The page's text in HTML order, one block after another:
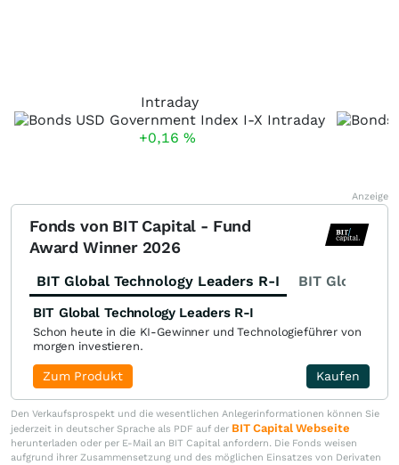
Intraday
+0,16 %
Anzeige
Fonds von BIT Capital - Fund
Award Winner 2026
BIT Global Technology Leaders R-I BIT Global
BIT Global Technology Leaders R-I
Schon heute in die KI-Gewinner und Technologieführer von
morgen investieren.
Kaufen
Zum Produkt
Den Verkaufsprospekt und die wesentlichen Anlegerinformationen können Sie
jederzeit in deutscher Sprache als PDF auf der BIT Capital Webseite
herunterladen oder per E-Mail an BIT Capital anfordern. Die Fonds weisen
aufgrund ihrer Zusammensetzung und des möglichen Einsatzes von Derivaten